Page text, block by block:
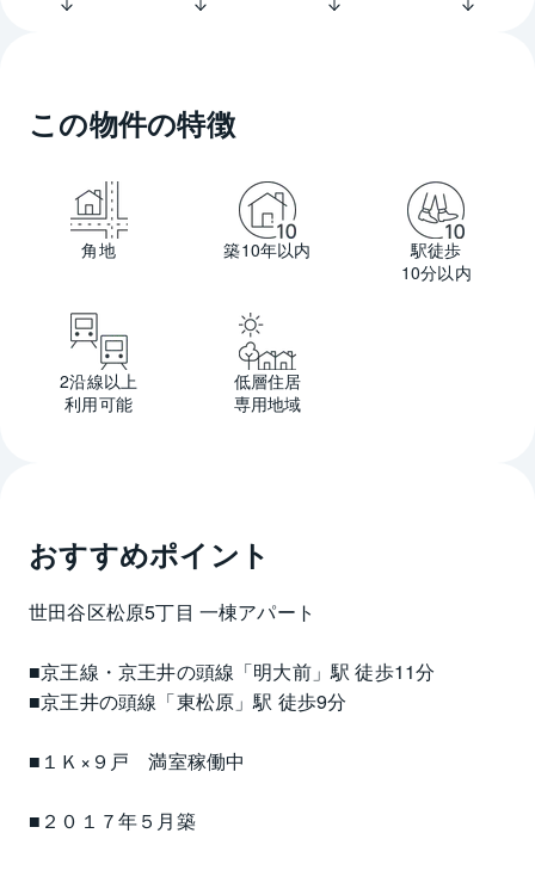
この物件の特徴
角地 築10年以内
駅徒歩
10分以内
2沿線以上
利用可能
低層住居
専用地域
おすすめポイント
世田谷区松原5丁目 一棟アパート
■京王線・京王井の頭線「明大前」駅 徒歩11分
■京王井の頭線「東松原」駅 徒歩9分
■１Ｋ×９戸　満室稼働中
■２０１７年５月築